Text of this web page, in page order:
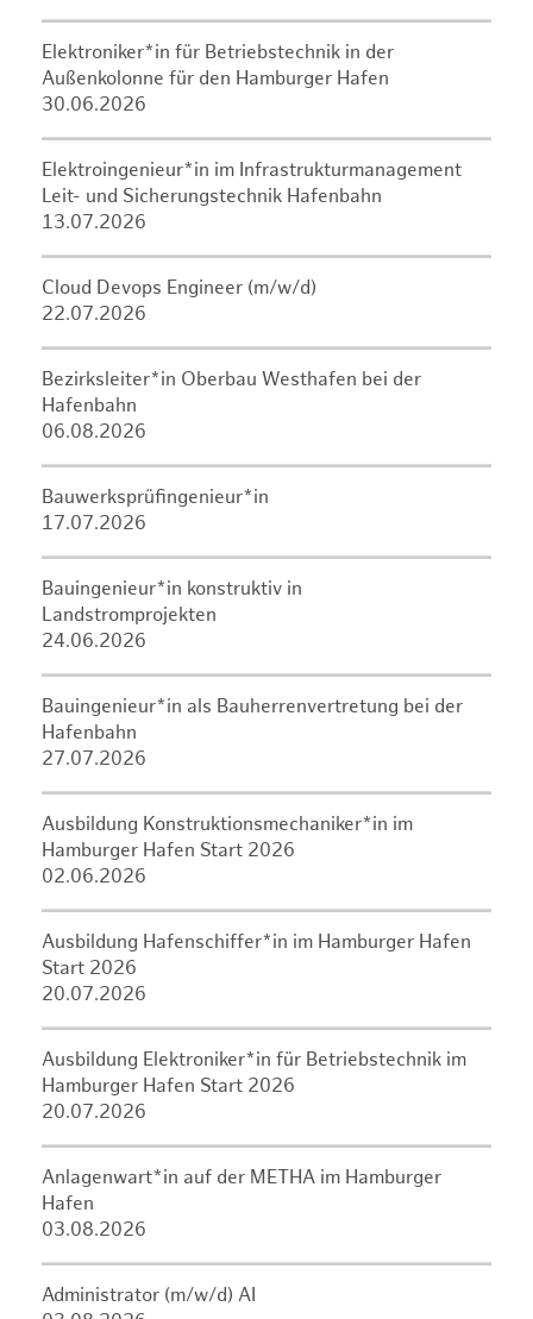
Elektroniker*in für Betriebstechnik in der
Außenkolonne für den Hamburger Hafen
30.06.2026
Elektroingenieur*in im Infrastrukturmanagement
Leit- und Sicherungstechnik Hafenbahn
13.07.2026
Cloud Devops Engineer (m/w/d)
22.07.2026
Bezirksleiter*in Oberbau Westhafen bei der
Hafenbahn
06.08.2026
Bauwerksprüfingenieur*in
17.07.2026
Bauingenieur*in konstruktiv in
Landstromprojekten
24.06.2026
Bauingenieur*in als Bauherrenvertretung bei der
Hafenbahn
27.07.2026
Ausbildung Konstruktionsmechaniker*in im
Hamburger Hafen Start 2026
02.06.2026
Ausbildung Hafenschiffer*in im Hamburger Hafen
Start 2026
20.07.2026
Ausbildung Elektroniker*in für Betriebstechnik im
Hamburger Hafen Start 2026
20.07.2026
Anlagenwart*in auf der METHA im Hamburger
Hafen
03.08.2026
Administrator (m/w/d) AI